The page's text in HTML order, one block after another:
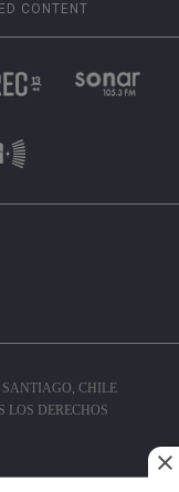
CONTENT
SANTIAGO, CHILE
LOS DERECHOS